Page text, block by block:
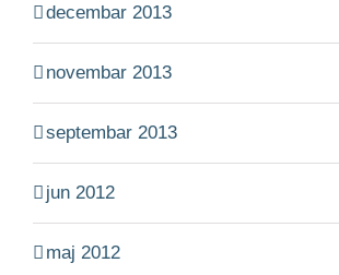
decembar 2013
novembar 2013
septembar 2013
jun 2012
maj 2012